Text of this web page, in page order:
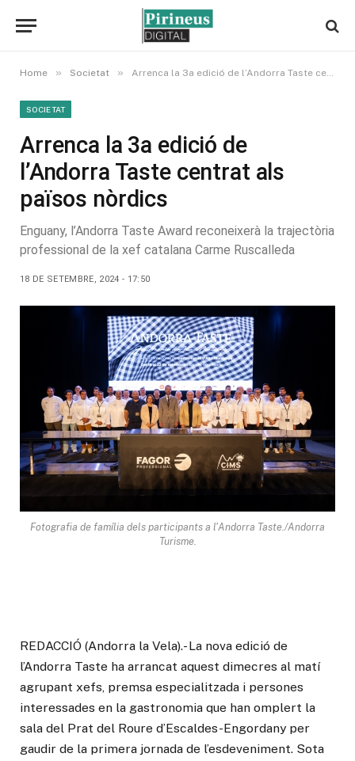
Home » Societat » Arrenca la 3a edició de l’Andorra Taste centrat als països nòrdics
SOCIETAT
Arrenca la 3a edició de
l’Andorra Taste centrat als
països nòrdics
Enguany, l’Andorra Taste Award reconeixerà la trajectòria
professional de la xef catalana Carme Ruscalleda
18 DE SETEMBRE, 2024 - 17:50
Fotografia de família dels participants a l'Andorra Taste./Andorra
Turisme.
REDACCIÓ (Andorra la Vela).- La nova edició de
l’Andorra Taste ha arrancat aquest dimecres al matí
agrupant xefs, premsa especialitzada i persones
interessades en la gastronomia que han omplert la
sala del Prat del Roure d’Escaldes-Engordany per
gaudir de la primera jornada de l’esdeveniment. Sota